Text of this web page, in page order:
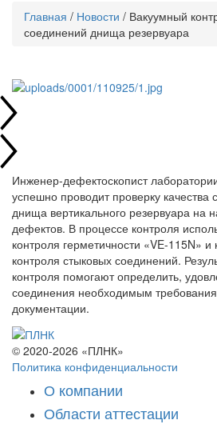
Главная / Новости / Вакуумный
соединений днища резервуара
Инженер-дефектоскопист
успешно проводит проверку качества
днища вертикального резервуара на
дефектов. В процессе контроля
контроля герметичности «VE-115N»
контроля стыковых соединений.
контроля помогают определить,
соединения необходимым
документации.
© 2020-2026 «ПЛНК»
Политика конфиденциальности
О компании
Области аттестации